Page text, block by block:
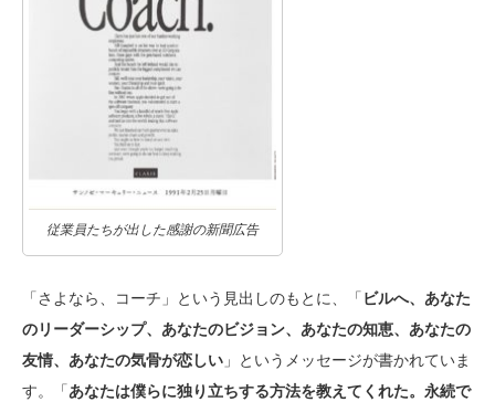
従業員たちが出した感謝の新聞広告
「さよなら、コーチ」という見出しのもとに、「 ビルへ、あなた
のリーダーシップ、あなたのビジョン、あなたの知恵、あなたの
友情、あなたの気骨が恋しい 」というメッセージが書かれていま
す。「あなたは僕らに独り立ちする方法を教えてくれた。永続で